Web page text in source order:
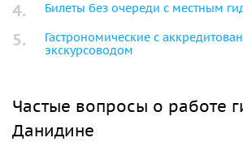
Билеты без очереди с местным
Гастрономические с
экскурсоводом
Частые вопросы о работе
Данидине